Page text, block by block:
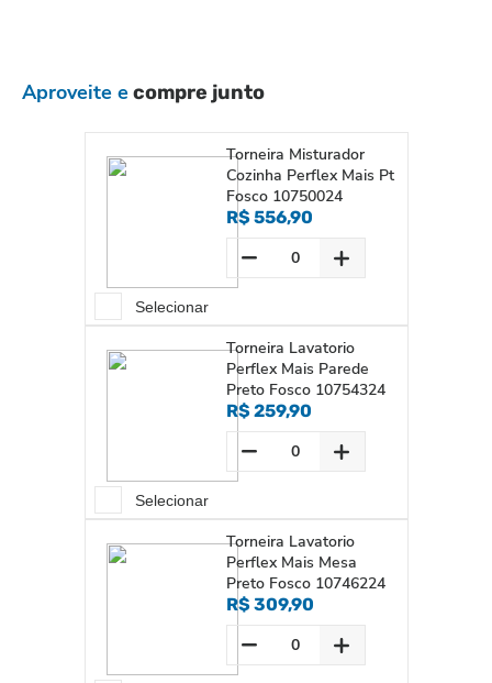
Aproveite ecompre junto
Torneira Misturador
Cozinha Perflex Mais Pt
Fosco 10750024
R$ 556,90
Selecionar
Torneira Lavatorio
Perflex Mais Parede
Preto Fosco 10754324
R$ 259,90
Selecionar
Torneira Lavatorio
Perflex Mais Mesa
Preto Fosco 10746224
R$ 309,90